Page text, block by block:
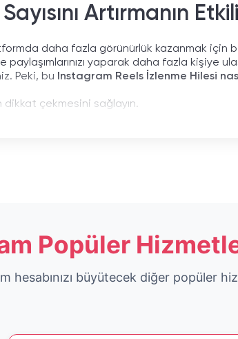
Artırmanın
daha fazla görünürlük kazanmak için
yaparak daha fazla kişiye
Peki, bu Instagram Reels İzlenme Hilesi
dikkat çekmesini sağlayın.
için bazı ipuçları var. İlk olarak,
olmanın yollarını keşfedin;
mi sorusunu akıldan
Popüler
hesabınızı büyütecek diğer popüler